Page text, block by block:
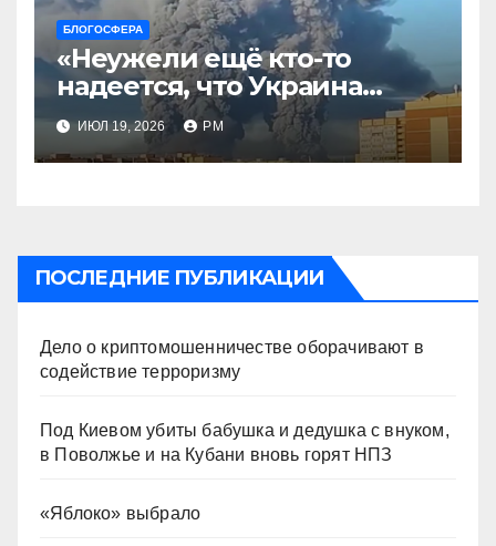
БЛОГОСФЕРА
«Неужели ещё кто-то
надеется, что Украина
будет действовать
непоследовательно?»
ИЮЛ 19, 2026 РМ
ПОСЛЕДНИЕ ПУБЛИКАЦИИ
Дело о криптомошенничестве оборачивают в
содействие терроризму
Под Киевом убиты бабушка и дедушка с внуком,
в Поволжье и на Кубани вновь горят НПЗ
«Яблоко» выбрало